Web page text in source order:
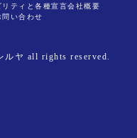
リティと各種宣言会社概要
問い合わせ
ルヤ all rights reserved.